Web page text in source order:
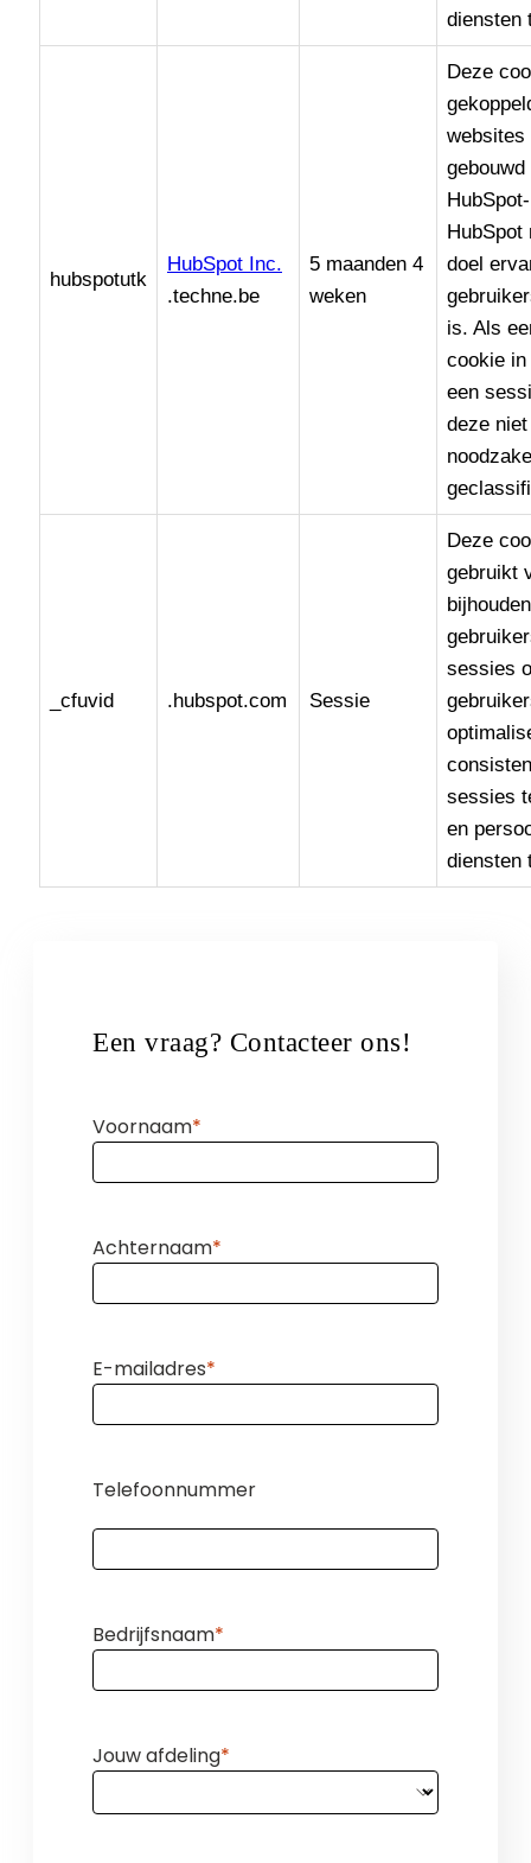
diensten
hubspotutk
HubSpot Inc.
.techne.be
5 maanden 4
weken
Deze
websites
gebouwd
HubSpot
doel
is. Als
cookie
een
deze
_cfuvid .hubspot.com Sessie
Deze
gebruikt
sessies
sessies
en
diensten
Een vraag? Contacteer ons!
Voornaam
Achternaam
E-mailadres
Telefoonnummer
Bedrijfsnaam
Jouw afdeling